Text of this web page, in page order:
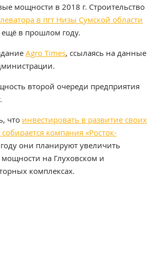
мощности в 2018 г. Строительство
в пгт Низы Сумской области
в прошлом году.
Agro Times, ссылаясь на данные
второй очереди предприятия
что инвестировать в развитие своих
компания «Росток-
они планируют увеличить
на Глуховском и
комплексах.